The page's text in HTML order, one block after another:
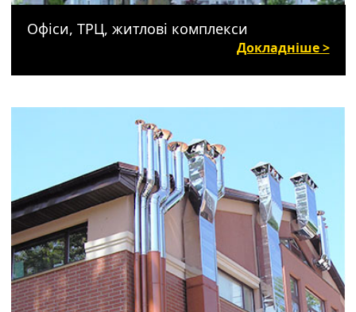
Офіси, ТРЦ, житлові комплекси
Докладніше >